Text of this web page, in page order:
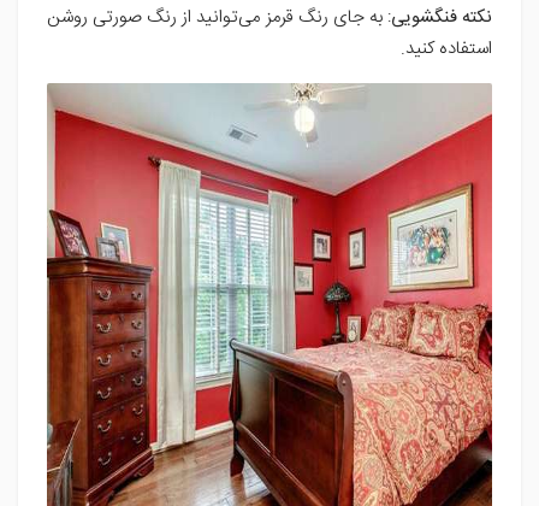
نکته فنگشویی: به جای رنگ قرمز می‌توانید از رنگ صورتی روشن
استفاده کنید.